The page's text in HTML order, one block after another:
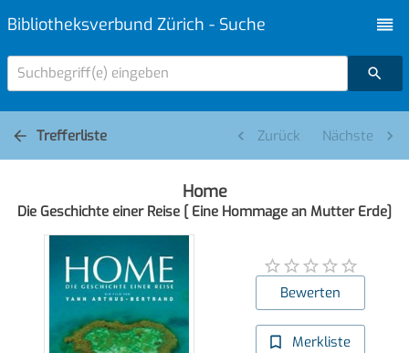
Bibliotheksverbund Zürich - Suche
Suchbegriff(e) eingeben
Trefferliste Zurück Nächste
Home
Die Geschichte einer Reise [ Eine Hommage an Mutter Erde]
Bewerten
Merkliste